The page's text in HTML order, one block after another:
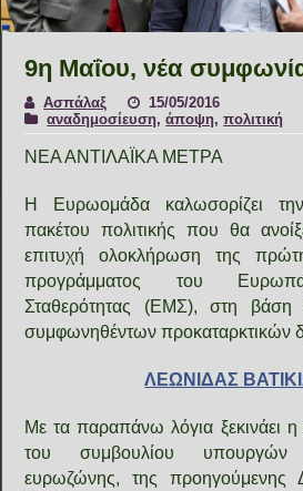
9η Μαΐου, νέα
Ασπάλαξ
15/05/2016
αναδημοσίευση,άποψη,πολιτική
ΝΕΑ ΑΝΤΙΛΑΪΚΑ ΜΕΤΡΑ
Η Ευρωομάδα καλωσορίζει
πακέτου πολιτικής που θα
επιτυχή ολοκλήρωση της
προγράμματος του
Σταθερότητας (ΕΜΣ), στη βάση
συμφωνηθέντων προκαταρκτικών
ΛΕΩΝΙΔΑΣ
Με τα παραπάνω λόγια ξεκινάει
του συμβουλίου υπουργών
ευρωζώνης, της προηγούμενης